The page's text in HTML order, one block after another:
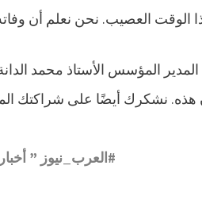
هذا الوقت العصيب. نحن نعلم أن
المدير المؤسس الأستاذ محمد
نشكرك أيضًا على شراكتك
#العرب_نيوز ”